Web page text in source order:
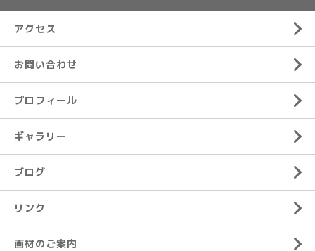
アクセス
お問い合わせ
プロフィール
ギャラリー
ブログ
リンク
画材のご案内